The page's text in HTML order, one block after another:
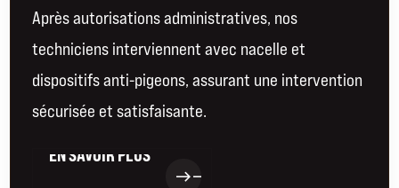
Après autorisations administratives, nos
techniciens interviennent avec nacelle et
dispositifs anti-pigeons, assurant une intervention
sécurisée et satisfaisante.
EN SAVOIR PLUS
easteast